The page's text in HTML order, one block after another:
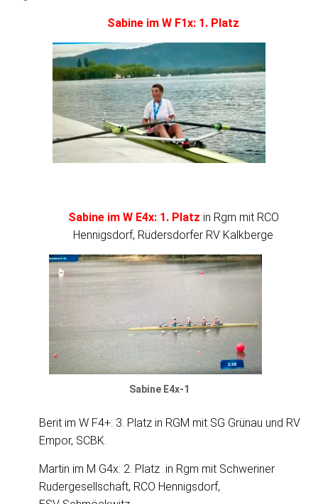
Sabine im W F1x: 1. Platz
Sabine im W E4x: 1. Platz in Rgm mit RCO
Hennigsdorf, Rüdersdorfer RV Kalkberge
Sabine E4x-1
Berit im W F4+: 3. Platz in RGM mit SG Grünau und RV
Empor, SCBK.
Martin im M G4x: 2. Platz in Rgm mit Schweriner
Rudergesellschaft, RCO Hennigsdorf,